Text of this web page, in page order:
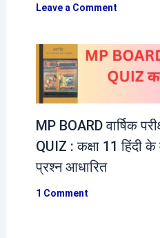
Leave a Comment
MP BOARD वार्षिक
QUIZ : कक्षा 11 हिंदी के
प्रश्न आधारित
1 Comment